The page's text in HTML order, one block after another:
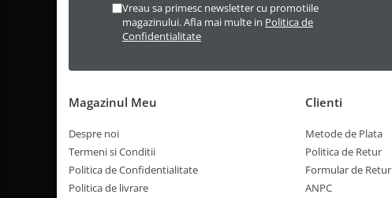
Vreau sa primesc newsletter cu promotiile
magazinului. Afla mai multe in Politica de
Confidentialitate
Magazinul Meu
Despre noi
Termeni si Conditii
Politica de Confidentialitate
Politica de livrare
Clienti
Metode de Plata
Politica de Retur
Formular de Retur
ANPC